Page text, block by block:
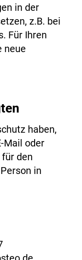
in der
z.B. bei
Für Ihren
neue
haben,
Mail oder
den
in